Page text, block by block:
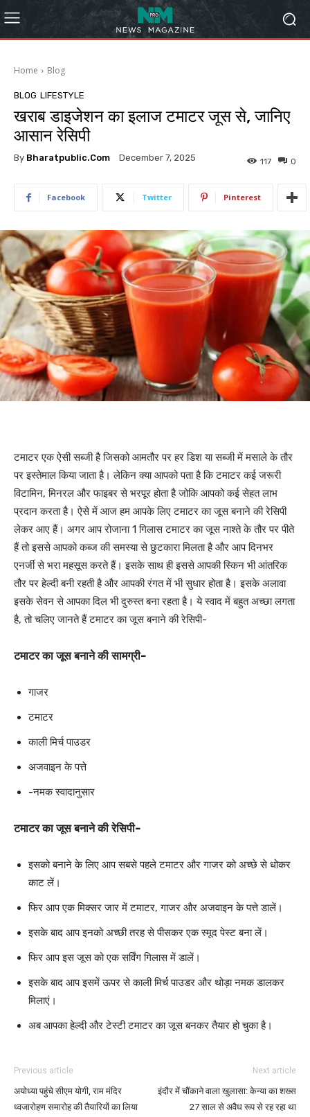
Home Blog
BLOG LIFESTYLE
खराब डाइजेशन का इलाज टमाटर जूस से, जानिए
आसान रेसिपी
By Bharatpublic.com December 7, 2025 0
117
Facebook Twitter Pinterest
टमाटर एक ऐसी सब्जी है जिसको आमतौर पर हर डिश या सब्जी में मसाले के तौर
पर इस्तेमाल किया जाता है। लेकिन क्या आपको पता है कि टमाटर कई जरूरी
विटामिन, मिनरल और फाइबर से भरपूर होता है जोकि आपको कई सेहत लाभ
प्रदान करता है। ऐसे में आज हम आपके लिए टमाटर का जूस बनाने की रेसिपी
लेकर आए हैं। अगर आप रोजाना 1 गिलास टमाटर का जूस नाश्ते के तौर पर पीते
हैं तो इससे आपको कब्ज की समस्या से छुटकारा मिलता है और आप दिनभर
एनर्जी से भरा महसूस करते हैं। इसके साथ ही इससे आपकी स्किन भी आंतरिक
तौर पर हेल्दी बनी रहती है और आपकी रंगत में भी सुधार होता है। इसके अलावा
इसके सेवन से आपका दिल भी दुरुस्त बना रहता है। ये स्वाद में बहुत अच्छा लगता
है, तो चलिए जानते हैं टमाटर का जूस बनाने की रेसिपी-
टमाटर का जूस बनाने की सामग्री-
गाजर
टमाटर
काली मिर्च पाउडर
अजवाइन के पत्ते
-नमक स्वादानुसार
टमाटर का जूस बनाने की रेसिपी-
इसको बनाने के लिए आप सबसे पहले टमाटर और गाजर को अच्छे से धोकर
काट लें।
फिर आप एक मिक्सर जार में टमाटर, गाजर और अजवाइन के पत्ते डालें।
इसके बाद आप इनको अच्छी तरह से पीसकर एक स्मूद पेस्ट बना लें।
फिर आप इस जूस को एक सर्विंग गिलास में डालें।
इसके बाद आप इसमें ऊपर से काली मिर्च पाउडर और थोड़ा नमक डालकर
मिलाएं।
अब आपका हेल्दी और टेस्टी टमाटर का जूस बनकर तैयार हो चुका है।
Previous article
अयोध्या पहुंचे सीएम योगी, राम मंदिर
ध्वजारोहण समारोह की तैयारियों का लिया
Next article
इंदौर में चौंकाने वाला खुलासा: केन्या का शख्स
27 साल से अवैध रूप से रह रहा था